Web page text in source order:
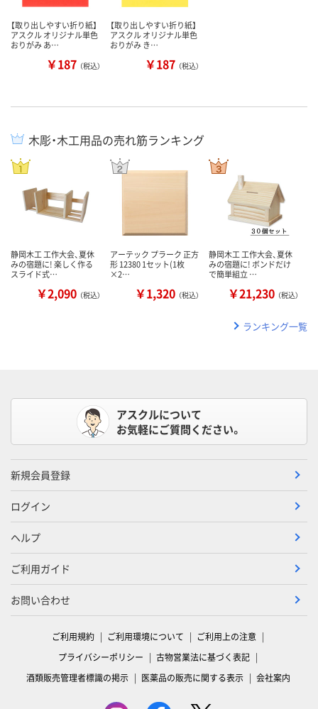
【取り出しやすい折り紙】
アスクル オリジナル単色
おりがみ あ…
￥187 （税込）
【取り出しやすい折り紙】
アスクル オリジナル単色
おりがみ き…
￥187 （税込）
木彫・木工用品の売れ筋ランキング
静岡木工 工作大会、夏休
みの宿題に! 楽しく作る
スライド式…
￥2,090 （税込）
アーテック プラーク 正方
形 12380 1セット(1枚
×2…
￥1,320 （税込）
静岡木工 工作大会、夏休
みの宿題に! ボンドだけ
で簡単組立 …
￥21,230 （税込）
ランキング一覧
アスクルについて
お気軽にご質問ください。
新規会員登録
ログイン
ヘルプ
ご利用ガイド
お問い合わせ
ご利用規約 ご利用環境について
ご利用上の注意
プライバシーポリシー
古物営業法に基づく表記
酒類販売管理者標識の掲示
医薬品の販売に関する表示 会社案内